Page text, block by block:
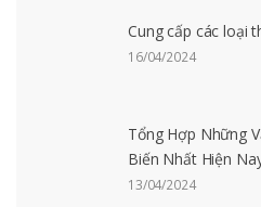
Cung cấp các loại
16/04/2024
Tổng Hợp Những
Biến Nhất Hiện
13/04/2024